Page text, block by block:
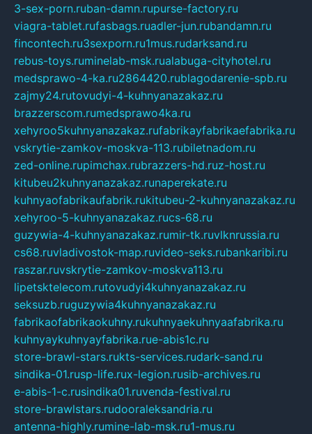
3-sex-porn.ruban-damn.rupurse-factory.ru
viagra-tablet.rufasbags.ruadler-jun.rubandamn.ru
fincontech.ru3sexporn.ru1mus.rudarksand.ru
rebus-toys.ruminelab-msk.rualabuga-cityhotel.ru
medsprawo-4-ka.ru2864420.rublagodarenie-spb.ru
zajmy24.rutovudyi-4-kuhnyanazakaz.ru
brazzerscom.rumedsprawo4ka.ru
xehyroo5kuhnyanazakaz.rufabrikayfabrikaefabrika.ru
vskrytie-zamkov-moskva-113.rubiletnadom.ru
zed-online.rupimchax.rubrazzers-hd.ruz-host.ru
kitubeu2kuhnyanazakaz.runaperekate.ru
kuhnyaofabrikaufabrik.rukitubeu-2-kuhnyanazakaz.ru
xehyroo-5-kuhnyanazakaz.rucs-68.ru
guzywia-4-kuhnyanazakaz.rumir-tk.ruvlknrussia.ru
cs68.ruvladivostok-map.ruvideo-seks.rubankaribi.ru
raszar.ruvskrytie-zamkov-moskva113.ru
lipetsktelecom.rutovudyi4kuhnyanazakaz.ru
seksuzb.ruguzywia4kuhnyanazakaz.ru
fabrikaofabrikaokuhny.rukuhnyaekuhnyaafabrika.ru
kuhnyaykuhnyayfabrika.rue-abis1c.ru
store-brawl-stars.rukts-services.rudark-sand.ru
sindika-01.rusp-life.rux-legion.rusib-archives.ru
e-abis-1-c.rusindika01.ruvenda-festival.ru
store-brawlstars.rudooraleksandria.ru
antenna-highly.rumine-lab-msk.ru1-mus.ru